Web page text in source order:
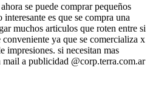
se puede comprar pequeños
es que se compra una
muchos articulos que roten entre si
conveniente ya que se comercializa x
impresiones. si necesitan mas
a publicidad @corp.terra.com.ar